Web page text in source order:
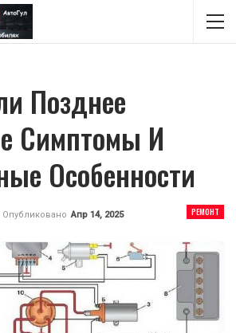
Позднее
Симптомы И
Особенности
РЕМОНТ
Опубликовано Апр 14, 2025